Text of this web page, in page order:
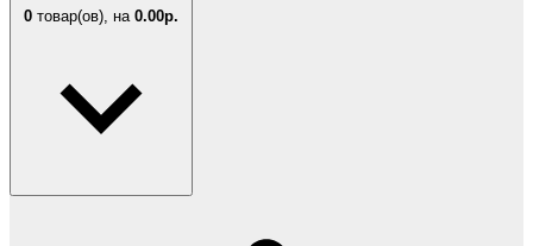
0 товар(ов), на 0.00р.